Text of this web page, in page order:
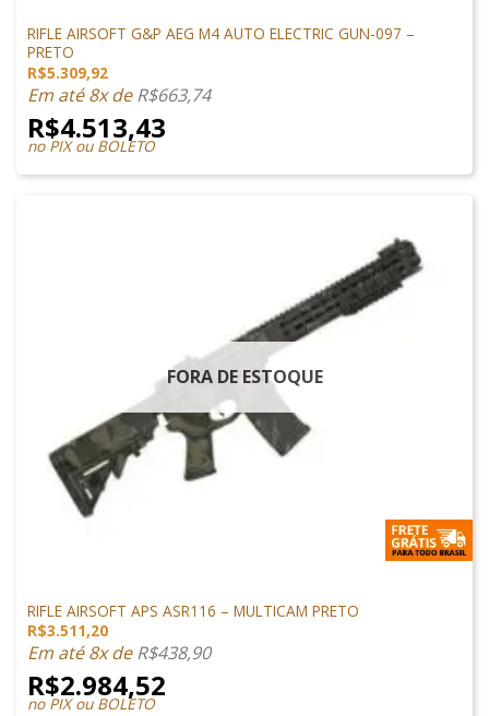
RIFLE AIRSOFT G&P AEG M4 AUTO ELECTRIC GUN-097 –
PRETO
R$5.309,92
Em até 8x deR$663,74
R$4.513,43
no PIX ou BOLETO
FORA DE ESTOQUE
RIFLE AIRSOFT APS ASR116 – MULTICAM PRETO
R$3.511,20
Em até 8x deR$438,90
R$2.984,52
no PIX ou BOLETO